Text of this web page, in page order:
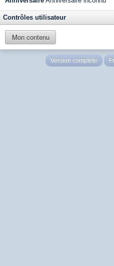
Contrôles utilisateur
Mon contenu
Version complète